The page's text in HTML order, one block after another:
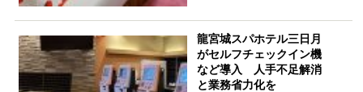
龍宮城スパホテル三日月
がセルフチェックイン機
など導入 人手不足解消
と業務省力化を